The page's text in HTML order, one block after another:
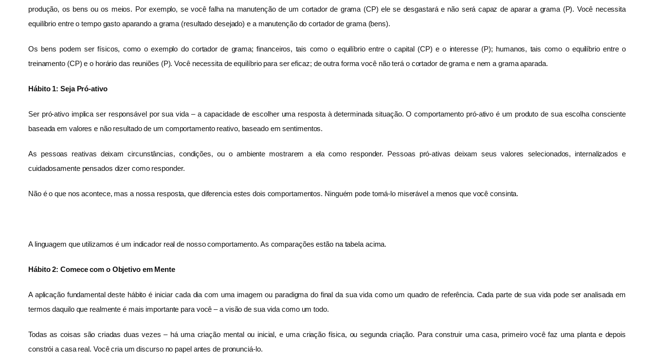
produção, os bens ou os meios. Por exemplo, se você falha na manutenção de um cortador de grama (CP) ele se desgastará e não será capaz de aparar a grama (P). Você necessita
equilíbrio entre o tempo gasto aparando a grama (resultado desejado) e a manutenção do cortador de grama (bens).
Os bens podem ser físicos, como o exemplo do cortador de grama; financeiros, tais como o equilíbrio entre o capital (CP) e o interesse (P); humanos, tais como o equilíbrio entre o
treinamento (CP) e o horário das reuniões (P). Você necessita de equilíbrio para ser eficaz; de outra forma você não terá o cortador de grama e nem a grama aparada.
Hábito 1: Seja Pró-ativo
Ser pró-ativo implica ser responsável por sua vida – a capacidade de escolher uma resposta à determinada situação. O comportamento pró-ativo é um produto de sua escolha consciente
baseada em valores e não resultado de um comportamento reativo, baseado em sentimentos.
As pessoas reativas deixam circunstâncias, condições, ou o ambiente mostrarem a ela como responder. Pessoas pró-ativas deixam seus valores selecionados, internalizados e
cuidadosamente pensados dizer como responder.
Não é o que nos acontece, mas a nossa resposta, que diferencia estes dois comportamentos. Ninguém pode torná-lo miserável a menos que você consinta.
A linguagem que utilizamos é um indicador real de nosso comportamento. As comparações estão na tabela acima.
Hábito 2: Comece com o Objetivo em Mente
A aplicação fundamental deste hábito é iniciar cada dia com uma imagem ou paradigma do final da sua vida como um quadro de referência. Cada parte de sua vida pode ser analisada em
termos daquilo que realmente é mais importante para você – a visão de sua vida como um todo.
Todas as coisas são criadas duas vezes – há uma criação mental ou inicial, e uma criação física, ou segunda criação. Para construir uma casa, primeiro você faz uma planta e depois
constrói a casa real. Você cria um discurso no papel antes de pronunciá-lo.